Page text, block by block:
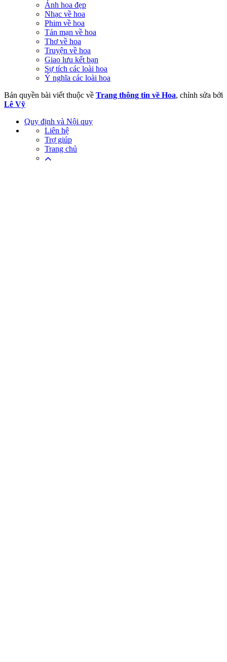
Ảnh hoa đẹp
Nhạc về hoa
Phim về hoa
Tản mạn về hoa
Thơ về hoa
Truyện về hoa
Giao lưu kết bạn
Sự tích các loài hoa
Ý nghĩa các loài hoa
Bản quyền bài viết thuộc về Trang thông tin về Hoa, chỉnh sửa bởi
Lê Vỹ
Quy định và Nội quy
Liên hệ
Trợ giúp
Trang chủ